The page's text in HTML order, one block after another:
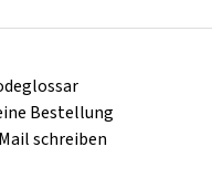
Bestellung
schreiben